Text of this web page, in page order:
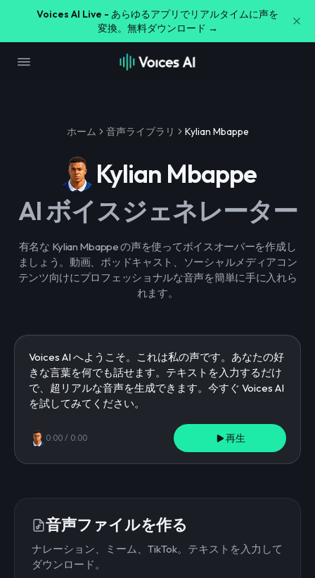
Voices AI Live - あらゆるアプリでリアルタイムに声を
変換。無料ダウンロード →
ホーム 音声ライブラリ Kylian Mbappe
Kylian Mbappe
AI ボイスジェネレーター
有名な Kylian Mbappe の声を使ってボイスオーバーを作成し
ましょう。動画、ポッドキャスト、ソーシャルメディアコン
テンツ向けにプロフェッショナルな音声を簡単に手に入れら
れます。
0:00 / 0:00 再生
音声ファイルを作る
ナレーション、ミーム、TikTok。テキストを入力して
ダウンロード。